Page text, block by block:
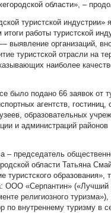
области», –
туристской индустрии»
работы туристской
выявление организаций,
туристской отрасли на
наиболее
было подано 66 заявок от
агентств, гостиниц,
образовательных
и администраций районов
– председатель
области Татьяна
туристского образования»,
ООО «Серпантин» («Лучший
религиозного
по внутреннему туризму в